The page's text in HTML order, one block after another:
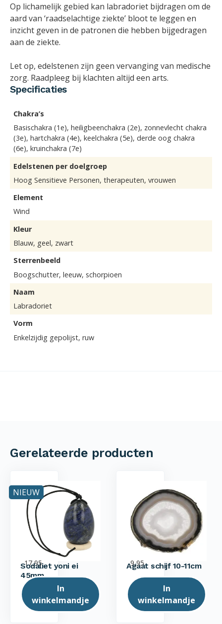
Op lichamelijk gebied kan labradoriet bijdragen om de
aard van ‘raadselachtige ziekte’ bloot te leggen en
inzicht geven in de patronen die hebben bijgedragen
aan de ziekte.
Let op, edelstenen zijn geen vervanging van medische
zorg. Raadpleeg bij klachten altijd een arts.
Specificaties
Chakra’s
Basischakra (1e), heiligbeenchakra (2e), zonnevlecht chakra
(3e), hartchakra (4e), keelchakra (5e), derde oog chakra
(6e), kruinchakra (7e)
Edelstenen per doelgroep
Hoog Sensitieve Personen, therapeuten, vrouwen
Element
Wind
Kleur
Blauw, geel, zwart
Sterrenbeeld
Boogschutter, leeuw, schorpioen
Naam
Labradoriet
Vorm
Enkelzijdig gepolijst, ruw
Gerelateerde producten
NIEUW
Sodaliet yoni ei
45mm
17,95
In
winkelmandje
Agaat schijf 10-11cm
9,95
In
winkelmandje